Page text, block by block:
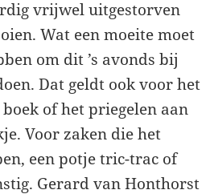
vrijwel uitgestorven
Wat een moeite moet
om dit ’s avonds bij
Dat geldt ook voor het
of het priegelen aan
Voor zaken die het
een potje tric-trac of
Gerard van Honthorst